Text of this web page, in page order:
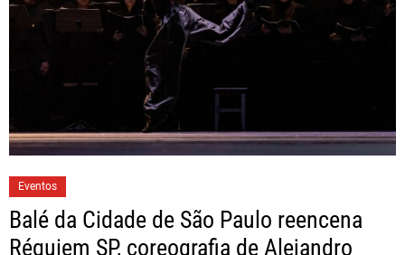
Eventos
Balé da Cidade de São Paulo reencena
Réquiem SP, coreografia de Alejandro